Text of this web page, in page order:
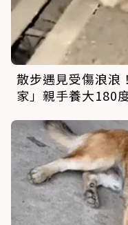
散步遇見受傷浪浪
家」親手養大180